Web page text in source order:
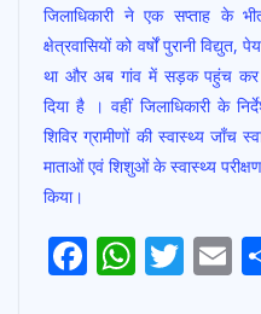
जिलाधिकारी ने एक सप्ताह के
क्षेत्रवासियों को वर्षों पुरानी
था और अब गांव में सड़क पहुंच कर
दिया है । वहीं जिलाधिकारी के
शिविर ग्रामीणों की स्वास्थ्य जाँच
माताओं एवं शिशुओं के स्वास्थ्य
किया।
Post
F W T E